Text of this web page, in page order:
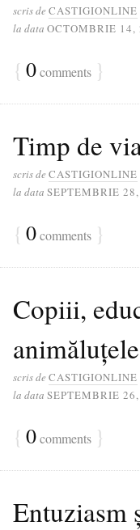
scris de CASTIGIONLINE
la data OCTOMBRIE 14,
{ 0comments }
Timp de
scris de CASTIGIONLINE
la data SEPTEMBRIE
{ 0comments }
Copiii,
animăluțele
scris de CASTIGIONLINE
la data SEPTEMBRIE
{ 0comments }
Entuziasm